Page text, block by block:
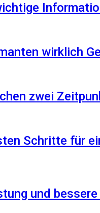
wirklich
zwei
Schritte für
und